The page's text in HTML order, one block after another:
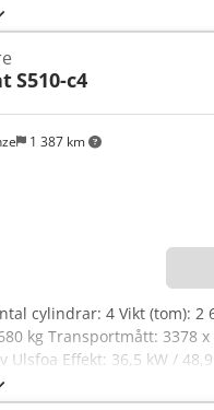
mm Chjdpfx Aoxr R
Triplex Transmission:
Däck fram typ:
gaffelställ med
främre
varningsljus, säte, fram-
1 387 km
S510-c4
cylindrar: 4 Vikt (tom): 2
kg Transportmått: 3378
Effekt: 36,5 kW /
mm Utrustning: